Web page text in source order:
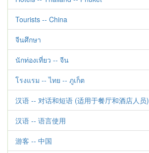
Tourists -- China
จีนศึกษา
นักท่องเที่ยว -- จีน
โรงแรม -- ไทย -- ภูเก็ต
汉语 -- 对话和短语 (适用于餐厅和酒店人员)
汉语 -- 语言使用
游客 -- 中国